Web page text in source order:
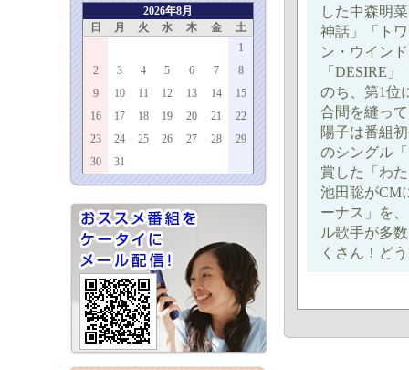
2026年8月
日
月 火 水 木 金
土
1
2
3 4 5 6 7
8
9
10 11 12 13 14
15
16
17 18 19 20 21
22
23
24 25 26 27 28
29
30
31
した中森明
神話」「ト
ン・ウイン
「DESIRE
のち、第1位
合間を縫っ
陽子は番組
のシングル
賞した「わ
池田聡がCM
ーナス」を
ル歌手が多
くさん！ど